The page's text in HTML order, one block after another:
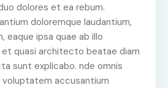
dolores et ea rebum.
doloremque laudantium,
eaque ipsa quae ab illo
quasi architecto beatae diam
sunt explicabo. nde omnis
accusantium